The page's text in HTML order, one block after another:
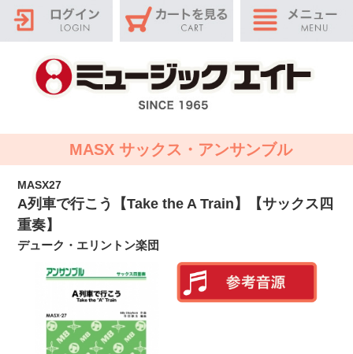
MASX サックス・アンサンブル
MASX27
A列車で行こう【Take the A Train】【サックス四
重奏】
デューク・エリントン楽団